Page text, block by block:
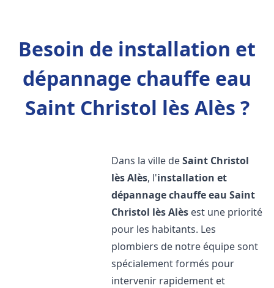
Besoin de installation et
dépannage chauffe eau
Saint Christol lès Alès ?
Dans la ville deSaint Christol
lès Alès, l'installation et
dépannage chauffe eau Saint
Christol lès Alès est une priorité
pour les habitants. Les
plombiers de notre équipe sont
spécialement formés pour
intervenir rapidement et